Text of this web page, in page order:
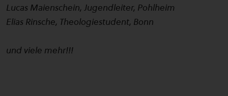
Lucas Maienschein, Jugendleiter, Pohlheim
Elias Rinsche, Theologiestudent, Bonn
und viele mehr!!!